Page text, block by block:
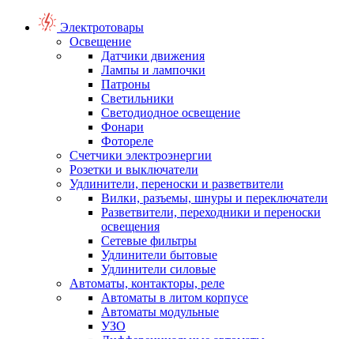
Электротовары
Освещение
Датчики движения
Лампы и лампочки
Патроны
Светильники
Светодиодное освещение
Фонари
Фотореле
Счетчики электроэнергии
Розетки и выключатели
Удлинители, переноски и разветвители
Вилки, разъемы, шнуры и переключатели
Разветвители, переходники и переноски
освещения
Сетевые фильтры
Удлинители бытовые
Удлинители силовые
Автоматы, контакторы, реле
Автоматы в литом корпусе
Автоматы модульные
УЗО